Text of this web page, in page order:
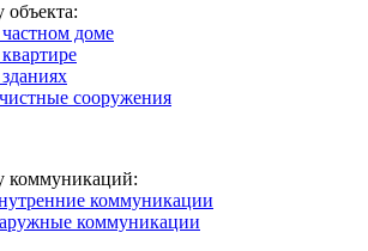
доме
сооружения
коммуникаций:
коммуникации
коммуникации